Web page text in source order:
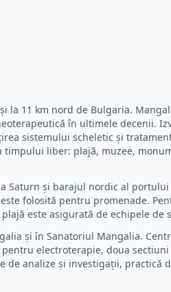
la 11 km nord de Bulgaria.
în ultimele decenii.
sistemului scheletic și
liber: plajă, muzee,
și barajul nordic al
folosită pentru promenade.
este asigurată de echipele de
și în Sanatoriul Mangalia.
electroterapie, doua
analize și investigații, practică